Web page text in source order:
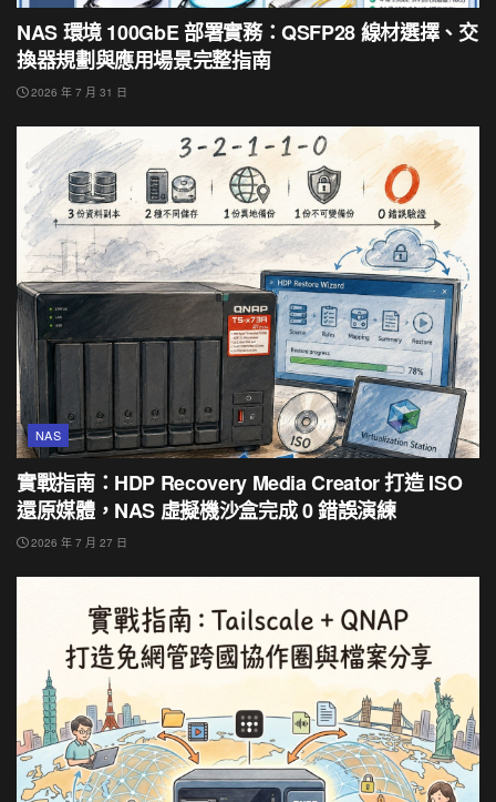
NAS 環境 100GbE 部署實務：QSFP28 線材選擇、交
換器規劃與應用場景完整指南
2026 年 7 月 31 日
NAS
實戰指南：HDP Recovery Media Creator 打造 ISO
還原媒體，NAS 虛擬機沙盒完成 0 錯誤演練
2026 年 7 月 27 日